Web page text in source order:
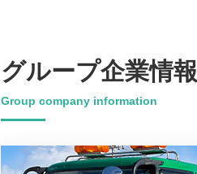
グループ企業情報
Group company information